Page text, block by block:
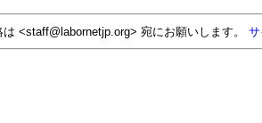
<staff@labornetjp.org> 宛にお願いします。